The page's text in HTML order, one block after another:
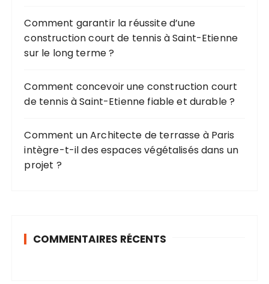
Comment garantir la réussite d’une
construction court de tennis à Saint-Etienne
sur le long terme ?
Comment concevoir une construction court
de tennis à Saint-Etienne fiable et durable ?
Comment un Architecte de terrasse à Paris
intègre-t-il des espaces végétalisés dans un
projet ?
COMMENTAIRES RÉCENTS